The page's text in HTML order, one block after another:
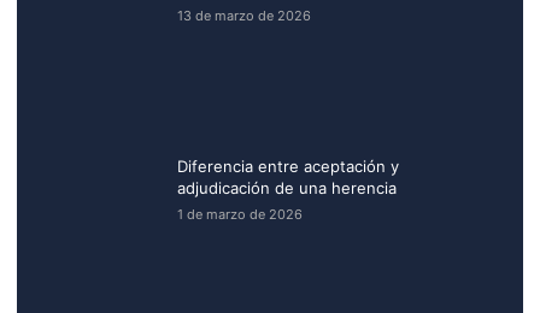
13 de marzo de 2026
Diferencia entre aceptación y
adjudicación de una herencia
1 de marzo de 2026